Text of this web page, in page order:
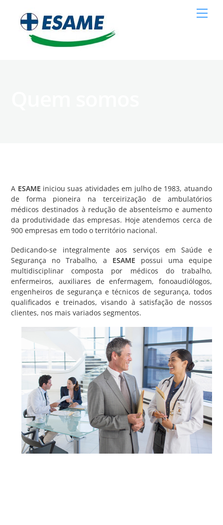
content
A ESAME iniciou suas atividades em julho de 1983, atuando
de forma pioneira na terceirização de ambulatórios
médicos destinados à redução de absenteísmo e aumento
da produtividade das empresas. Hoje atendemos cerca de
900 empresas em todo o território nacional.
Dedicando-se integralmente aos serviços em Saúde e
Segurança no Trabalho, a ESAME possui uma equipe
multidisciplinar composta por médicos do trabalho,
enfermeiros, auxiliares de enfermagem, fonoaudiólogos,
engenheiros de segurança e técnicos de segurança, todos
qualificados e treinados, visando à satisfação de nossos
clientes, nos mais variados segmentos.